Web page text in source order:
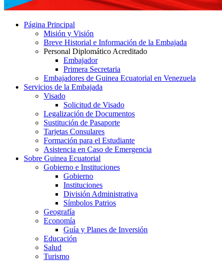
Página Principal
Misión y Visión
Breve Historial e Información de la Embajada
Personal Diplomático Acreditado
Embajador
Primera Secretaria
Embajadores de Guinea Ecuatorial en Venezuela
Servicios de la Embajada
Visado
Solicitud de Visado
Legalización de Documentos
Sustitución de Pasaporte
Tarjetas Consulares
Formación para el Estudiante
Asistencia en Caso de Emergencia
Sobre Guinea Ecuatorial
Gobierno e Instituciones
Gobierno
Instituciones
División Administrativa
Símbolos Patrios
Geografía
Economía
Guía y Planes de Inversión
Educación
Salud
Turismo